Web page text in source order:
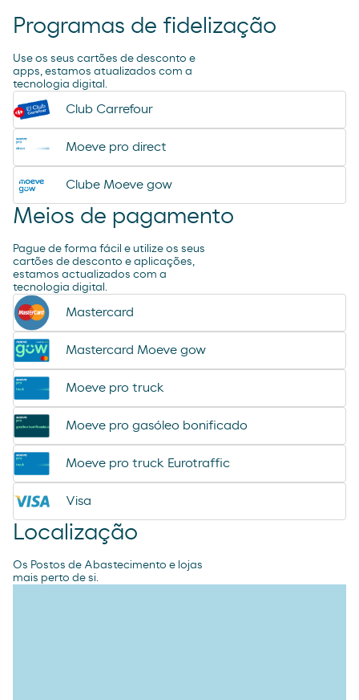
Programas de fidelização
Use os seus cartões de desconto e
apps, estamos atualizados com a
tecnologia digital.
Club Carrefour
Moeve pro direct
Clube Moeve gow
Meios de pagamento
Pague de forma fácil e utilize os seus
cartões de desconto e aplicações,
estamos actualizados com a
tecnologia digital.
Mastercard
Mastercard Moeve gow
Moeve pro truck
Moeve pro gasóleo bonificado
Moeve pro truck Eurotraffic
Visa
Localização
Os Postos de Abastecimento e lojas
mais perto de si.